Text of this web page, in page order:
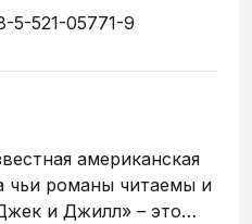
5-521-05771-9
американская
чьи романы читаемы и
и Джилл» – это